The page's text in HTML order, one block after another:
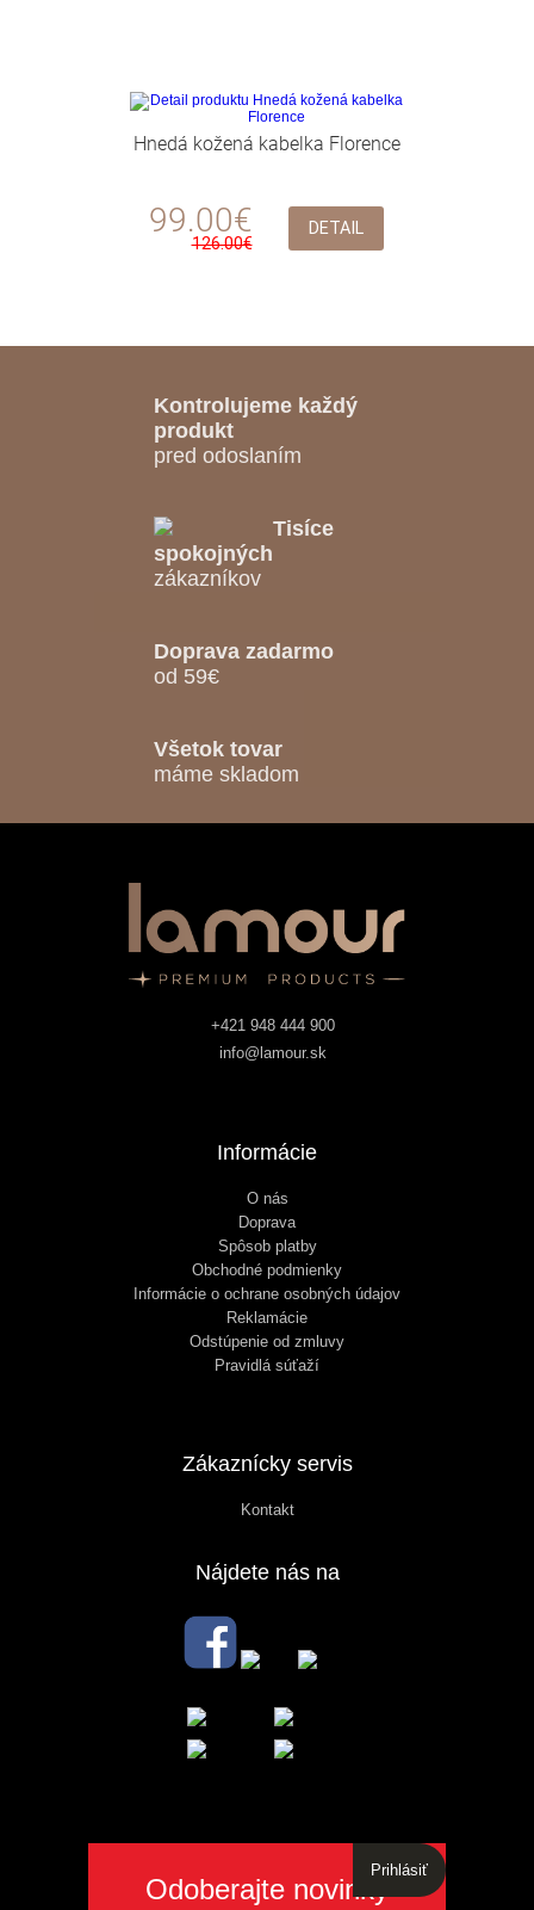
Hnedá kožená kabelka Florence
99.00€
126.00€
DETAIL
Kontrolujeme každý
produkt
pred odoslaním
Tisíce
spokojných
zákazníkov
Doprava zadarmo
od 59€
Všetok tovar
máme skladom
+421 948 444 900
info@lamour.sk
Informácie
O nás
Doprava
Spôsob platby
Obchodné podmienky
Informácie o ochrane osobných údajov
Reklamácie
Odstúpenie od zmluvy
Pravidlá súťaží
Zákaznícky servis
Kontakt
Nájdete nás na
Odoberajte novinky
Prihlásiť